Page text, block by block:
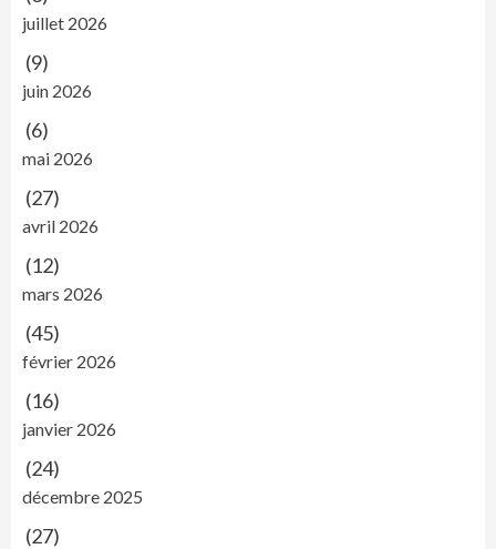
juillet 2026
(9)
juin 2026
(6)
mai 2026
(27)
avril 2026
(12)
mars 2026
(45)
février 2026
(16)
janvier 2026
(24)
décembre 2025
(27)